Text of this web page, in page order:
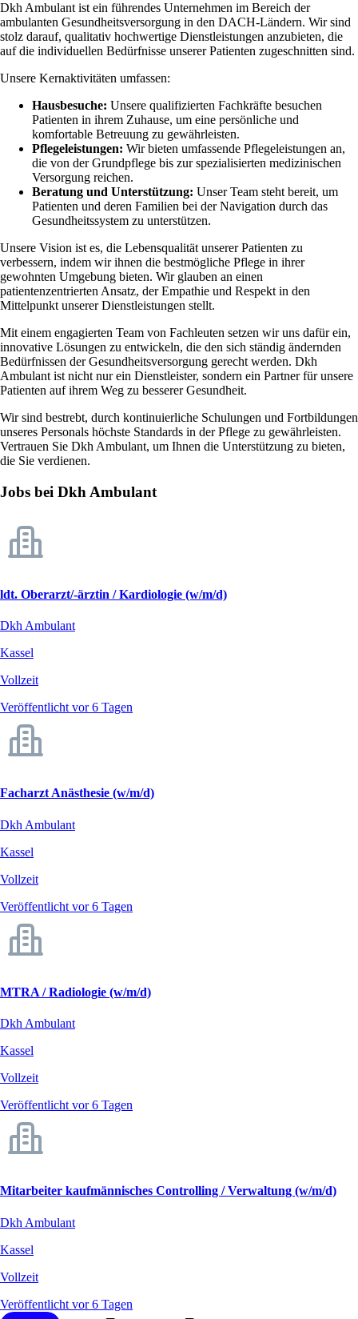
Dkh Ambulant ist ein führendes Unternehmen im Bereich der
ambulanten Gesundheitsversorgung in den DACH-Ländern. Wir sind
stolz darauf, qualitativ hochwertige Dienstleistungen anzubieten, die
auf die individuellen Bedürfnisse unserer Patienten zugeschnitten sind.
Unsere Kernaktivitäten umfassen:
Hausbesuche: Unsere qualifizierten Fachkräfte besuchen
Patienten in ihrem Zuhause, um eine persönliche und
komfortable Betreuung zu gewährleisten.
Pflegeleistungen: Wir bieten umfassende Pflegeleistungen an,
die von der Grundpflege bis zur spezialisierten medizinischen
Versorgung reichen.
Beratung und Unterstützung: Unser Team steht bereit, um
Patienten und deren Familien bei der Navigation durch das
Gesundheitssystem zu unterstützen.
Unsere Vision ist es, die Lebensqualität unserer Patienten zu
verbessern, indem wir ihnen die bestmögliche Pflege in ihrer
gewohnten Umgebung bieten. Wir glauben an einen
patientenzentrierten Ansatz, der Empathie und Respekt in den
Mittelpunkt unserer Dienstleistungen stellt.
Mit einem engagierten Team von Fachleuten setzen wir uns dafür ein,
innovative Lösungen zu entwickeln, die den sich ständig ändernden
Bedürfnissen der Gesundheitsversorgung gerecht werden. Dkh
Ambulant ist nicht nur ein Dienstleister, sondern ein Partner für unsere
Patienten auf ihrem Weg zu besserer Gesundheit.
Wir sind bestrebt, durch kontinuierliche Schulungen und Fortbildungen
unseres Personals höchste Standards in der Pflege zu gewährleisten.
Vertrauen Sie Dkh Ambulant, um Ihnen die Unterstützung zu bieten,
die Sie verdienen.
Jobs bei Dkh Ambulant
ldt. Oberarzt/-ärztin / Kardiologie (w/m/d)
Dkh Ambulant
Kassel
Vollzeit
Veröffentlicht vor 6 Tagen
Facharzt Anästhesie (w/m/d)
Dkh Ambulant
Kassel
Vollzeit
Veröffentlicht vor 6 Tagen
MTRA / Radiologie (w/m/d)
Dkh Ambulant
Kassel
Vollzeit
Veröffentlicht vor 6 Tagen
Mitarbeiter kaufmännisches Controlling / Verwaltung (w/m/d)
Dkh Ambulant
Kassel
Vollzeit
Veröffentlicht vor 6 Tagen